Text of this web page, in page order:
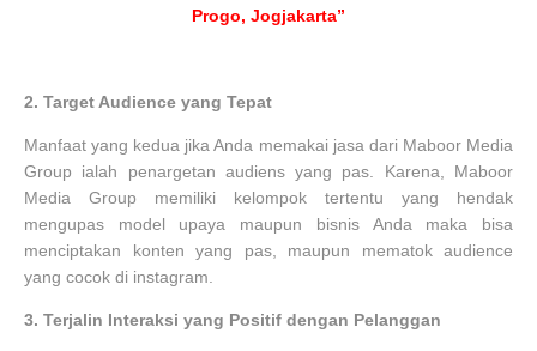
Progo, Jogjakarta”
2. Target Audience yang Tepat
Manfaat yang kedua jika Anda memakai jasa dari Maboor Media
Group ialah penargetan audiens yang pas. Karena, Maboor
Media Group memiliki kelompok tertentu yang hendak
mengupas model upaya maupun bisnis Anda maka bisa
menciptakan konten yang pas, maupun mematok audience
yang cocok di instagram.
3. Terjalin Interaksi yang Positif dengan Pelanggan